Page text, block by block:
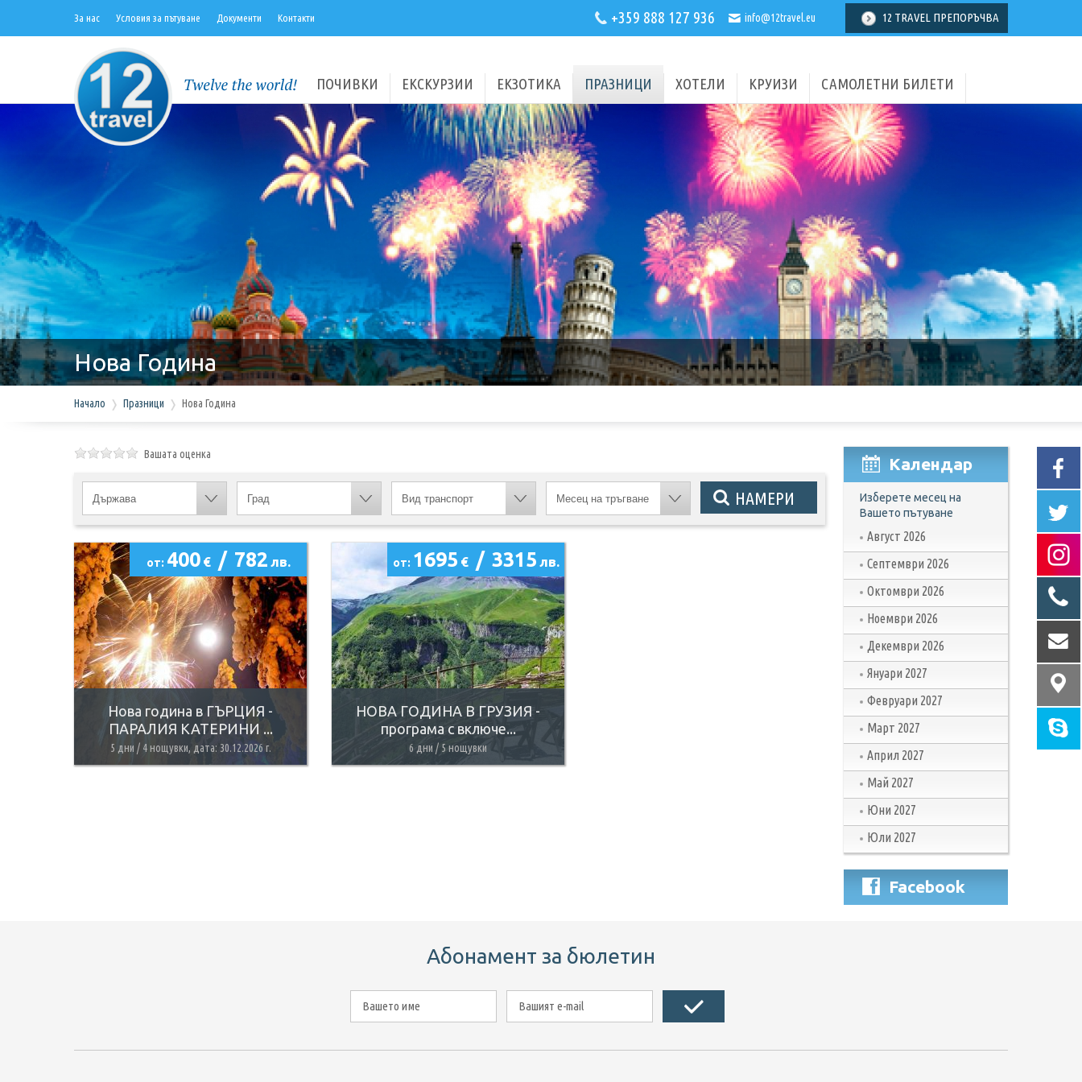
За нас Условия за пътуване Документи Контакти 12 TRAVEL ПРЕПОРЪЧВА
info@12travel.eu
+359 888 127 936
ПОЧИВКИ ЕКСКУРЗИИ ЕКЗОТИКА ПРАЗНИЦИ ХОТЕЛИ КРУИЗИ САМОЛЕТНИ БИЛЕТИ
Нова Година
Начало Празници Нова Година
Вашата оценка
от: 400 € / 782 лв.
Нова година в ГЪРЦИЯ -
ПАРАЛИЯ КАТЕРИНИ ...
5 дни / 4 нощувки, дата: 30.12.2026 г.
от: 1695 € / 3315 лв.
НОВА ГОДИНА В ГРУЗИЯ -
програма с включе...
6 дни / 5 нощувки
Календар
Изберете месец на
Вашето пътуване
Август 2026
Септември 2026
Октомври 2026
Ноември 2026
Декември 2026
Януари 2027
Февруари 2027
Март 2027
Април 2027
Май 2027
Юни 2027
Юли 2027
Facebook
Абонамент за бюлетин